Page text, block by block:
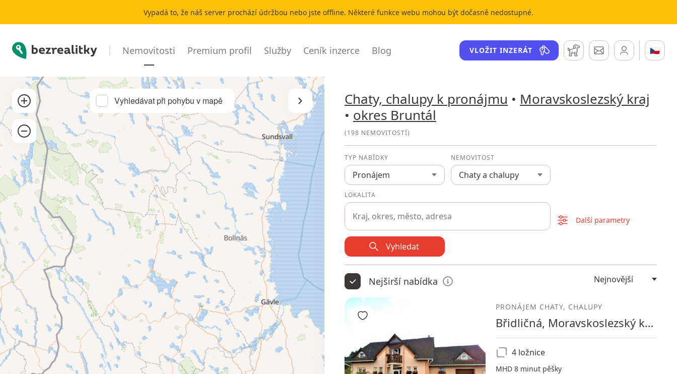
Vypadá to, že náš server prochází údržbou nebo jste offline. Některé funkce webu mohou být dočasně nedostupné.
Bezrealitky Nemovitosti Premium profil Služby Ceník inzerce Blog VLOŽIT INZERÁT Hlídací pesZprávy 🇨🇿
Přibližít
Oddálit
Vyhledávat při pohybu v mapě Skrýt seznamChaty, chalupy k pronájmu • Moravskoslezský kraj
• okres Bruntál
(198 NEMOVITOSTÍ)
TYP NABÍDKY
Pronájem
NEMOVITOST
Chaty a chalupy
LOKALITA
Další parametry
Vyhledat
Nejširší nabídka
Přidat do oblíbených
PRONÁJEM CHATY, CHALUPY
Břidličná, Moravskoslezský kraj
4 ložnice
MHD 8 minut pěšky